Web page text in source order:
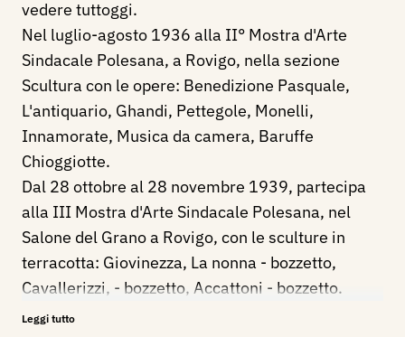
vedere tuttoggi.
Nel luglio-agosto 1936 alla II° Mostra d'Arte
Sindacale Polesana, a Rovigo, nella sezione
Scultura con le opere: Benedizione Pasquale,
L'antiquario, Ghandi, Pettegole, Monelli,
Innamorate, Musica da camera, Baruffe
Chioggiotte.
Dal 28 ottobre al 28 novembre 1939, partecipa
alla III Mostra d'Arte Sindacale Polesana, nel
Salone del Grano a Rovigo, con le sculture in
terracotta: Giovinezza, La nonna - bozzetto,
Cavallerizzi, - bozzetto, Accattoni - bozzetto.
Nel 1950 realizza il busto di Giacomo Matteotti,
Leggi tutto